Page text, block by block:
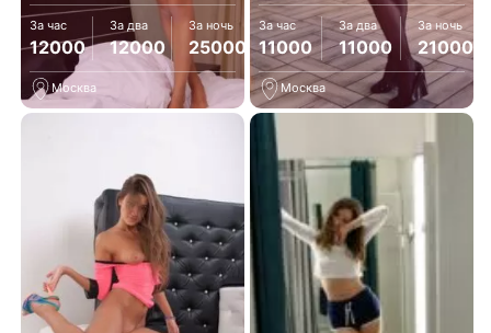
За час
12000
За два
12000
За ночь
25000
Москва
За час
11000
За два
11000
За ночь
21000
Москва